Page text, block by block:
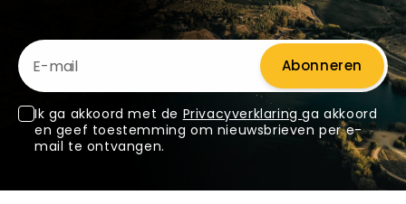
E-mail
Abonneren
Ik ga akkoord met de Privacyverklaringga akkoord
en geef toestemming om nieuwsbrieven per e-
mail te ontvangen.